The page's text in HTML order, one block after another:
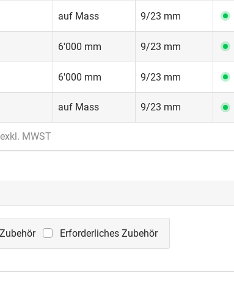
auf Mass 9/23 mm
6'000 mm 9/23 mm
6'000 mm 9/23 mm
auf Mass 9/23 mm
MWST
Erforderliches Zubehör